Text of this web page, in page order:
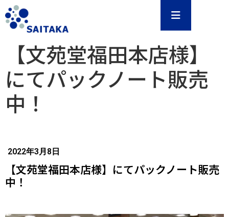
【文苑堂福田本店様】
にてパックノート販売
中！
2022年3月8日
【文苑堂福田本店様】にてパックノート販売
中！